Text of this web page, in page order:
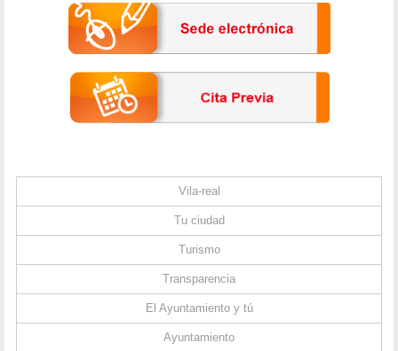
Vila-real
Tu ciudad
Turismo
Transparencia
El Ayuntamiento y tú
Ayuntamiento